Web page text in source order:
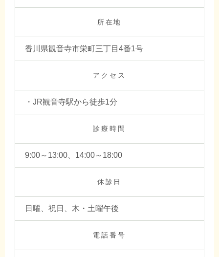
所在地
香川県観音寺市栄町三丁目4番1号
アクセス
・JR観音寺駅から徒歩1分
診療時間
9:00～13:00、14:00～18:00
休診日
日曜、祝日、木・土曜午後
電話番号